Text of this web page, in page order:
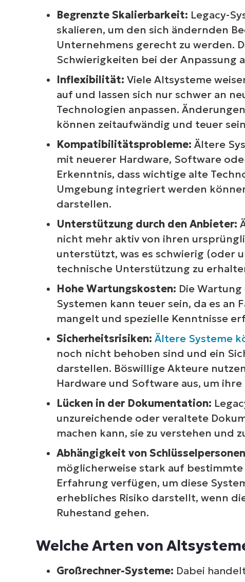
Begrenzte Skalierbarkeit: Legacy-
skalieren, um den sich ändernden
Unternehmens gerecht zu werden.
Schwierigkeiten bei der Anpassung
Inflexibilität: Viele Altsysteme
auf und lassen sich nur schwer an
Technologien anpassen.
können zeitaufwändig und teuer
Kompatibilitätsprobleme: Ältere
mit neuerer Hardware, Software
Erkenntnis, dass wichtige alte
Umgebung integriert werden
darstellen.
Unterstützung durch den Anbieter:
nicht mehr aktiv von ihren
unterstützt, was es schwierig (oder
technische Unterstützung zu
Hohe Wartungskosten: Die
Systemen kann teuer sein, da es an
mangelt und spezielle Kenntnisse
Sicherheitsrisiken: Ältere Systeme
noch nicht behoben sind und ein
darstellen. Böswillige Akteure
Hardware und Software aus, um
Lücken in der Dokumentation:
unzureichende oder veraltete
machen kann, sie zu verstehen und
Abhängigkeit von
möglicherweise stark auf
Erfahrung verfügen, um diese
erhebliches Risiko darstellt, wenn
Ruhestand gehen.
Welche Arten von
Großrechner-Systeme: Dabei